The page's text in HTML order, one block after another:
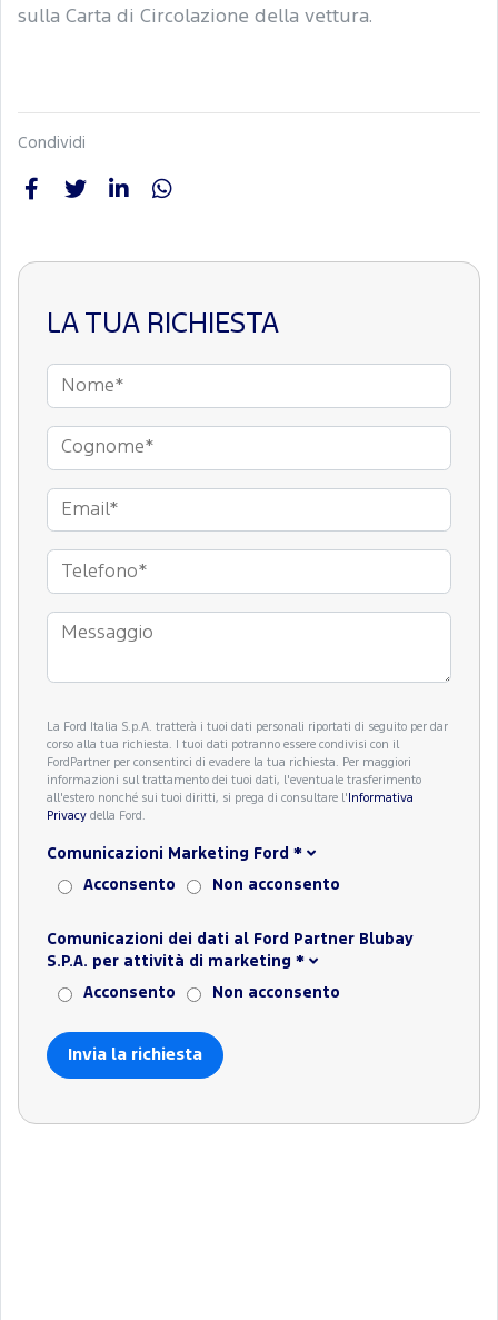
sulla Carta di Circolazione della vettura.
Condividi
LA TUA RICHIESTA
La Ford Italia S.p.A. tratterà i tuoi dati personali riportati di seguito per dar
corso alla tua richiesta. I tuoi dati potranno essere condivisi con il
FordPartner per consentirci di evadere la tua richiesta. Per maggiori
informazioni sul trattamento dei tuoi dati, l'eventuale trasferimento
all'estero nonché sui tuoi diritti, si prega di consultare l' Informativa
Privacy della Ford.
Comunicazioni Marketing Ford *
Acconsento Non acconsento
Comunicazioni dei dati al Ford Partner Blubay
S.P.A. per attività di marketing *
Acconsento Non acconsento